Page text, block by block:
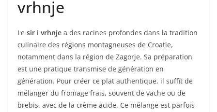
vrhnje
Le sir i vrhnje a des racines profondes dans la tradition
culinaire des régions montagneuses de Croatie,
notamment dans la région de Zagorje. Sa préparation
est une pratique transmise de génération en
génération. Pour créer ce plat authentique, il suffit de
mélanger du fromage frais, souvent de vache ou de
brebis, avec de la crème acide. Ce mélange est parfois